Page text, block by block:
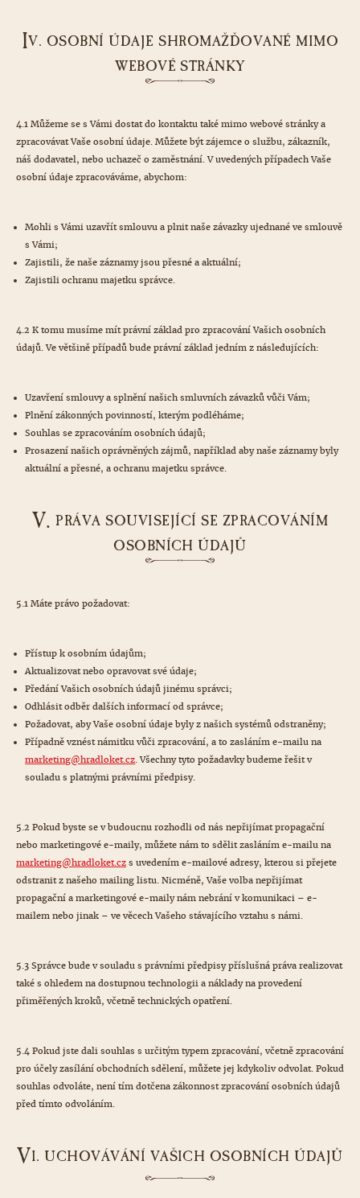
IV. OSOBNÍ ÚDAJE SHROMAŽĎOVANÉ MIMO
WEBOVÉ STRÁNKY
4.1 Můžeme se s Vámi dostat do kontaktu také mimo webové stránky a
zpracovávat Vaše osobní údaje. Můžete být zájemce o službu, zákazník,
náš dodavatel, nebo uchazeč o zaměstnání. V uvedených případech Vaše
osobní údaje zpracováváme, abychom:
Mohli s Vámi uzavřít smlouvu a plnit naše závazky ujednané ve smlouvě
s Vámi;
Zajistili, že naše záznamy jsou přesné a aktuální;
Zajistili ochranu majetku správce.
4.2 K tomu musíme mít právní základ pro zpracování Vašich osobních
údajů. Ve většině případů bude právní základ jedním z následujících:
Uzavření smlouvy a splnění našich smluvních závazků vůči Vám;
Plnění zákonných povinností, kterým podléháme;
Souhlas se zpracováním osobních údajů;
Prosazení našich oprávněných zájmů, například aby naše záznamy byly
aktuální a přesné, a ochranu majetku správce.
V. PRÁVA SOUVISEJÍCÍ SE ZPRACOVÁNÍM
OSOBNÍCH ÚDAJŮ
5.1 Máte právo požadovat:
Přístup k osobním údajům;
Aktualizovat nebo opravovat své údaje;
Předání Vašich osobních údajů jinému správci;
Odhlásit odběr dalších informací od správce;
Požadovat, aby Vaše osobní údaje byly z našich systémů odstraněny;
Případně vznést námitku vůči zpracování, a to zasláním e-mailu na
marketing@hradloket.cz. Všechny tyto požadavky budeme řešit v
souladu s platnými právními předpisy.
5.2 Pokud byste se v budoucnu rozhodli od nás nepřijímat propagační
nebo marketingové e-maily, můžete nám to sdělit zasláním e-mailu na
marketing@hradloket.cz s uvedením e-mailové adresy, kterou si přejete
odstranit z našeho mailing listu. Nicméně, Vaše volba nepřijímat
propagační a marketingové e-maily nám nebrání v komunikaci – e-
mailem nebo jinak – ve věcech Vašeho stávajícího vztahu s námi.
5.3 Správce bude v souladu s právními předpisy příslušná práva realizovat
také s ohledem na dostupnou technologii a náklady na provedení
přiměřených kroků, včetně technických opatření.
5.4 Pokud jste dali souhlas s určitým typem zpracování, včetně zpracování
pro účely zasílání obchodních sdělení, můžete jej kdykoliv odvolat. Pokud
souhlas odvoláte, není tím dotčena zákonnost zpracování osobních údajů
před tímto odvoláním.
V I. UCHOVÁVÁNÍ VAŠICH OSOBNÍCH ÚDAJŮ